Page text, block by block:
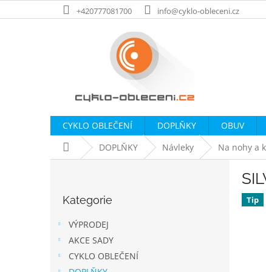
na
+420777081700 info@cyklo-obleceni.cz
CYKLO OBLEČENÍ DOPLŇKY OBUV
Domů DOPLŇKY Návleky Na nohy a
kategorie
Kategorie
VÝPRODEJ
AKCE SADY
CYKLO OBLEČENÍ
Tip